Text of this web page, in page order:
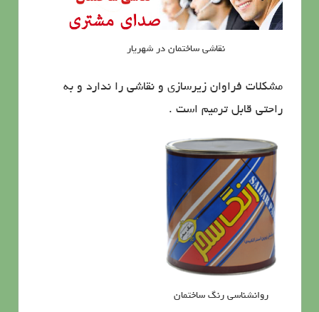
نقاشی ساختمان در شهریار
مشکلات فراوان زیرسازی و نقاشی را ندارد و به
راحتی قابل ترمیم است .
روانشناسی رنگ ساختمان